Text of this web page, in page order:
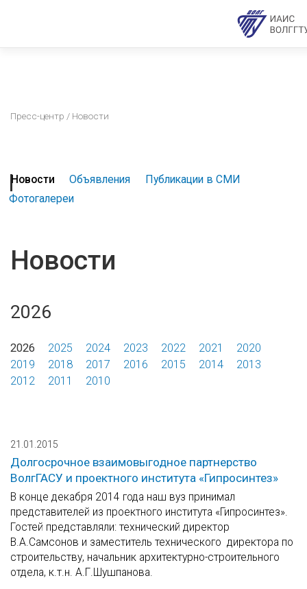
Пресс-центр / Новости
Новости Объявления
Публикации в СМИ
Фотогалереи
Новости
2026
2026 2025 2024 2023 2022 2021
2020
2019
2018 2017 2016 2015 2014
2013
2012
2011 2010
21.01.2015
Долгосрочное взаимовыгодное партнерство
ВолгГАСУ и проектного института «Гипросинтез»
В конце декабря 2014 года наш вуз принимал
представителей из проектного института «Гипросинтез».
Гостей представляли: технический директор
В.А.Самсонов и заместитель технического директора по
строительству, начальник архитектурно-строительного
отдела, к.т.н. А.Г.Шушпанова.